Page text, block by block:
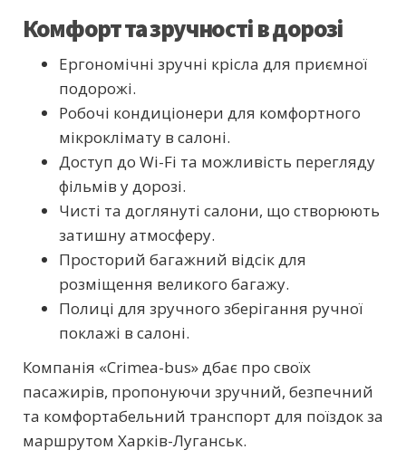
Комфорт та зручності в дорозі
Ергономічні зручні крісла для приємної
подорожі.
Робочі кондиціонери для комфортного
мікроклімату в салоні.
Доступ до Wi-Fi та можливість перегляду
фільмів у дорозі.
Чисті та доглянуті салони, що створюють
затишну атмосферу.
Просторий багажний відсік для
розміщення великого багажу.
Полиці для зручного зберігання ручної
поклажі в салоні.
Компанія «Crimea-bus» дбає про своїх
пасажирів, пропонуючи зручний, безпечний
та комфортабельний транспорт для поїздок за
маршрутом Харків-Луганськ.